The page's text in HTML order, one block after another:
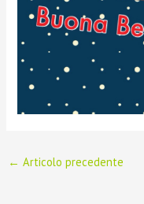
← Articolo precedente